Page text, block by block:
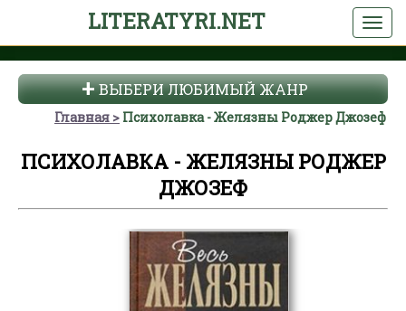
LITERATYRI.NET
ВЫБЕРИ ЛЮБИМЫЙ ЖАНР
Главная Психолавка - Желязны Роджер Джозеф
ПСИХОЛАВКА - ЖЕЛЯЗНЫ РОДЖЕР
ДЖОЗЕФ